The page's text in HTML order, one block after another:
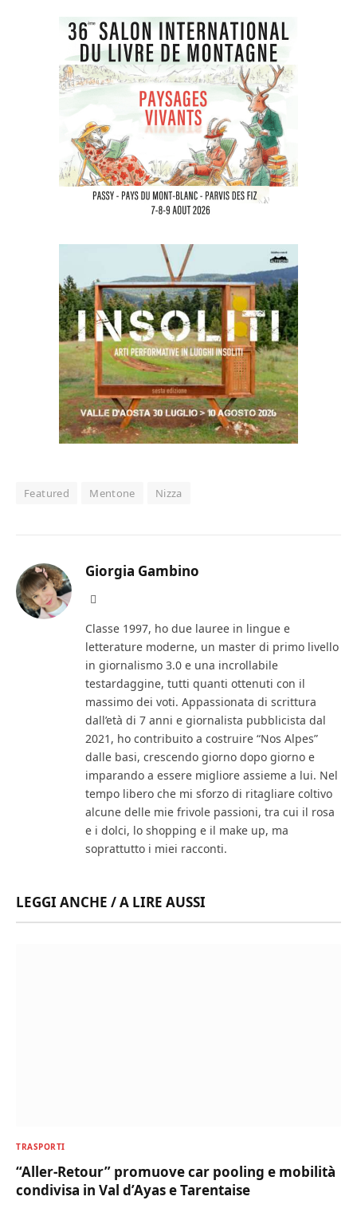
Featured Mentone Nizza
Giorgia Gambino
Classe 1997, ho due lauree in lingue e
letterature moderne, un master di primo livello
in giornalismo 3.0 e una incrollabile
testardaggine, tutti quanti ottenuti con il
massimo dei voti. Appassionata di scrittura
dall’età di 7 anni e giornalista pubblicista dal
2021, ho contribuito a costruire “Nos Alpes”
dalle basi, crescendo giorno dopo giorno e
imparando a essere migliore assieme a lui. Nel
tempo libero che mi sforzo di ritagliare coltivo
alcune delle mie frivole passioni, tra cui il rosa
e i dolci, lo shopping e il make up, ma
soprattutto i miei racconti.
LEGGI ANCHE / A LIRE AUSSI
TRASPORTI
“Aller-Retour” promuove car pooling e mobilità
condivisa in Val d’Ayas e Tarentaise